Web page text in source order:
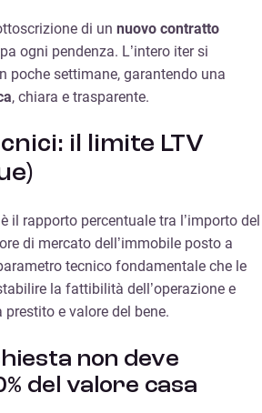
di un nuovo contratto
ogni pendenza. L’intero iter si
poche settimane, garantendo una
, chiara e trasparente.
il limite LTV
è il rapporto percentuale tra l’importo del
di mercato dell’immobile posto a
tecnico fondamentale che le
la fattibilità dell’operazione e
e valore del bene.
non deve
del valore casa